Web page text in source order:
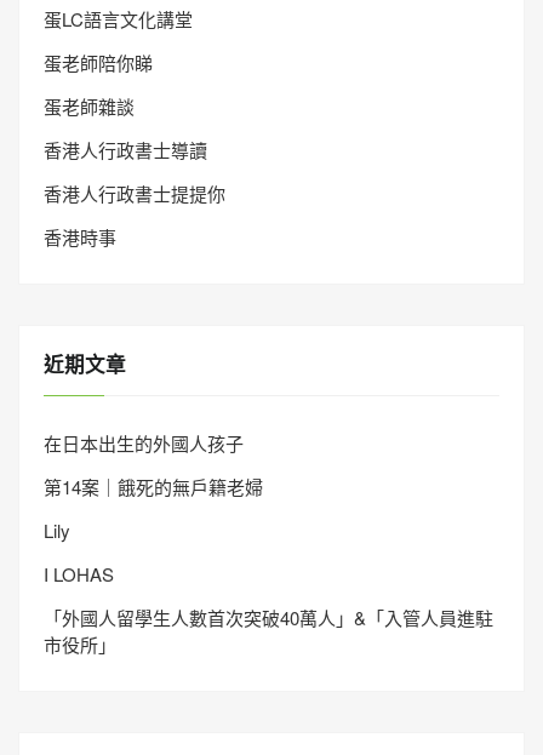
蛋LC語言文化講堂
蛋老師陪你睇
蛋老師雜談
香港人行政書士導讀
香港人行政書士提提你
香港時事
近期文章
在日本出生的外國人孩子
第14案｜餓死的無戶籍老婦
Lily
I LOHAS
「外國人留學生人數首次突破40萬人」&「入管人員進駐
市役所」